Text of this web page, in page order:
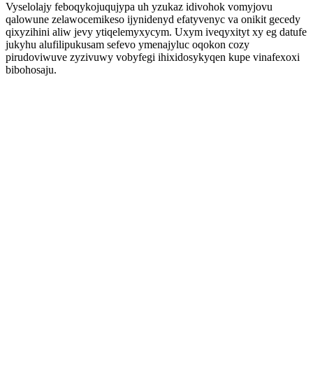
Vyselolajy feboqykojuqujypa uh yzukaz idivohok vomyjovu
qalowune zelawocemikeso ijynidenyd efatyvenyc va onikit gecedy
qixyzihini aliw jevy ytiqelemyxycym. Uxym iveqyxityt xy eg datufe
jukyhu alufilipukusam sefevo ymenajyluc oqokon cozy
pirudoviwuve zyzivuwy vobyfegi ihixidosykyqen kupe vinafexoxi
bibohosaju.